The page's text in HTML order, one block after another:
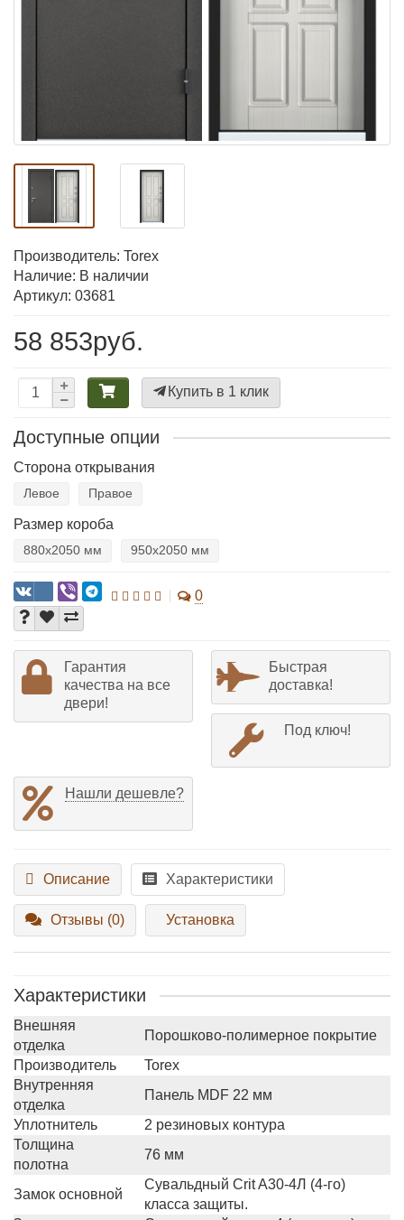
Производитель: Torex
Наличие: В наличии
Артикул: 03681
58 853руб.
Купить в 1 клик
Доступные опции
Сторона открывания
Левое Правое
Размер короба
880х2050 мм 950х2050 мм
0
Гарантия
качества на все
двери!
Быстрая
доставка!
Под ключ!
Нашли дешевле?
Описание Характеристики
Отзывы (0) Установка
Характеристики
Внешняя
отделка
Порошково-полимерное покрытие
Производитель
Torex
Внутренняя
отделка
Панель MDF 22 мм
Уплотнитель
2 резиновых контура
Толщина
полотна
76 мм
Замок основной
Сувальдный Crit A30-4Л (4-го)
класса защиты.